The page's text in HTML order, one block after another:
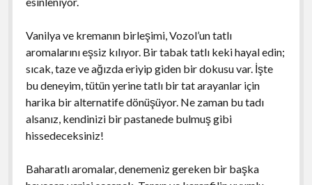
Vanilya ve kremanın birleşimi, Vozol’un tatlı
aromalarını eşsiz kılıyor. Bir tabak tatlı keki hayal edin;
sıcak, taze ve ağızda eriyip giden bir dokusu var. İşte
bu deneyim, tütün yerine tatlı bir tat arayanlar için
harika bir alternatife dönüşüyor. Ne zaman bu tadı
alsanız, kendinizi bir pastanede bulmuş gibi
hissedeceksiniz!
Baharatlı aromalar, denemeniz gereken bir başka